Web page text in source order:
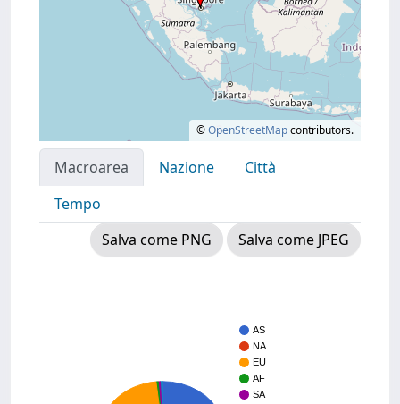
©OpenStreetMapcontributors.
Macroarea Nazione
Città
Tempo
Salva come PNG
Salva come JPEG
AS
NA
EU
AF
SA